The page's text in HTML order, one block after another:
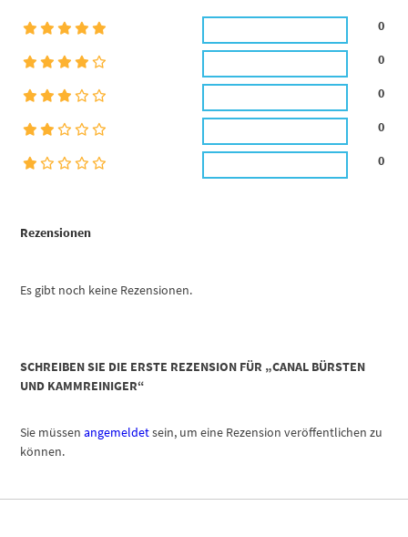
Rezensionen
Es gibt noch keine Rezensionen.
0
0
0
0
0
SCHREIBEN SIE DIE ERSTE REZENSION FÜR „CANAL BÜRSTEN
UND KAMMREINIGER“
Sie müssenangemeldetsein, um eine Rezension veröffentlichen zu
können.